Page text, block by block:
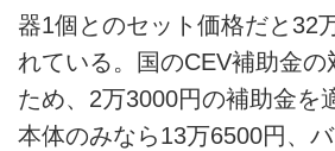
器1個とのセット価格だと32
れている。国のCEV補助金の
ため、2万3000円の補助金を
本体のみなら13万6500円、